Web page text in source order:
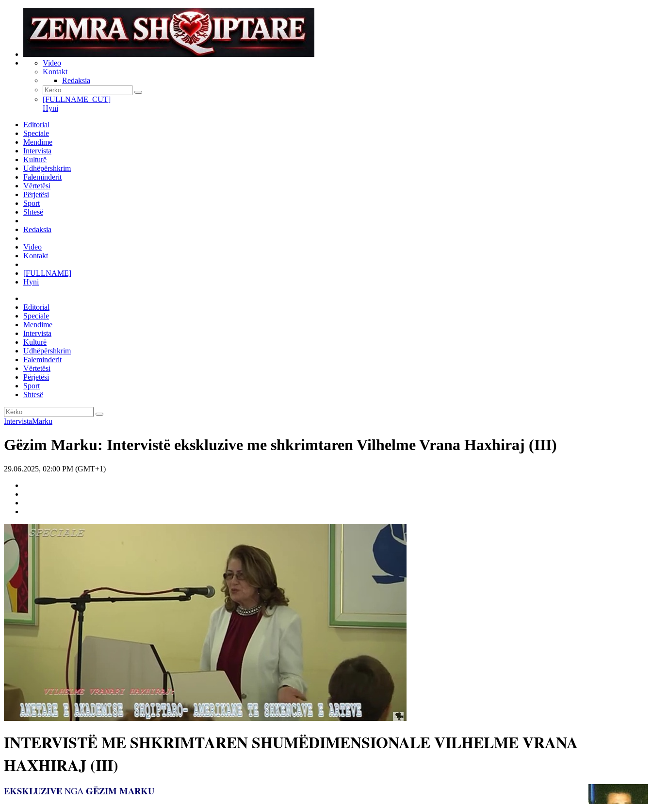
Video
Kontakt
Redaksia
[FULLNAME_CUT]
Hyni
Editorial
Speciale
Mendime
Intervista
Kulturë
Udhëpërshkrim
Faleminderit
Vërtetësi
Përjetësi
Sport
Shtesë
Redaksia
Video
Kontakt
[FULLNAME]
Hyni
Editorial
Speciale
Mendime
Intervista
Kulturë
Udhëpërshkrim
Faleminderit
Vërtetësi
Përjetësi
Sport
Shtesë
IntervistaMarku
Gëzim Marku: Intervistë ekskluzive me shkrimtaren Vilhelme Vrana Haxhiraj (III)
29.06.2025, 02:00 PM (GMT+1)
INTERVISTË ME SHKRIMTAREN SHUMËDIMENSIONALE VILHELME VRANA
HAXHIRAJ (III)
EKSKLUZIVE NGA GËZIM MARKU